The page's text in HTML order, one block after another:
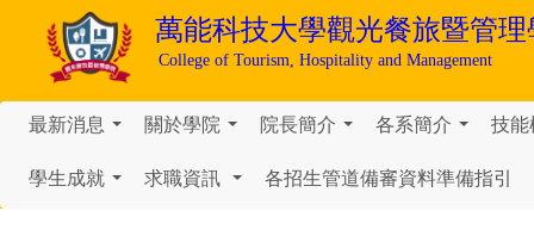
萬能科技大學觀光餐旅暨管理
College of Tourism, Hospitality and Management
最新消息 關於學院 院長簡介 各系簡介 技能
學生成就 求職資訊 各招生管道備審資料準備指引